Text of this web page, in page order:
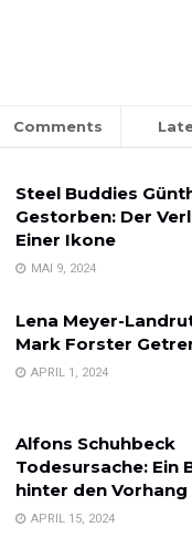
Comments
Steel Buddies
Gestorben: Der
Einer Ikone
MAI 9, 2024
Lena Meyer-
Mark Forster
APRIL 1, 2024
Alfons Schuhbeck
Todesursache: Ein
hinter den Vorhang
APRIL 15, 2024